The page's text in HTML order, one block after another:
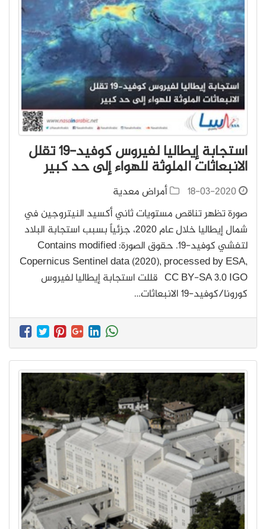
استجابة إيطاليا لفيروس كوفيد-19 تقلل
الانبعاثات الملوثة للهواء إلى حد كبير
18-03-2020
أمراض معدية
صورة تظهر تناقص مستويات ثاني أكسيد النيتروجين في
شمال إيطاليا خلال عام 2020، جزئياً بسبب استجابة البلاد
لتفشي كوفيد-19. حقوق الصورة: Contains modified
Copernicus Sentinel data (2020), processed by ESA,
CC BY-SA 3.0 IGO قللت استجابة إيطاليا لفيروس
كورونا/كوفيد-19 الانبعاثات…